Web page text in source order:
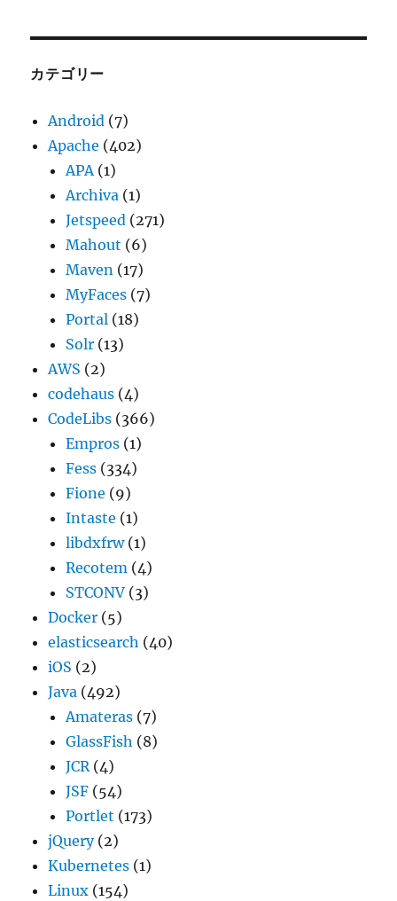
ブ
カテゴリー
Android (7)
Apache (402)
APA(1)
Archiva (1)
Jetspeed (271)
Mahout (6)
Maven (17)
MyFaces (7)
Portal (18)
Solr (13)
AWS (2)
codehaus (4)
CodeLibs (366)
Empros (1)
Fess (334)
Fione (9)
Intaste (1)
libdxfrw(1)
Recotem (4)
STCONV (3)
Docker (5)
elasticsearch (40)
iOS (2)
Java (492)
Amateras (7)
GlassFish (8)
JCR(4)
JSF (54)
Portlet (173)
jQuery(2)
Kubernetes (1)
Linux (154)